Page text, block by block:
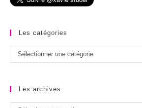
Les catégories
Les
catégories
Sélectionner une catégorie
Les archives